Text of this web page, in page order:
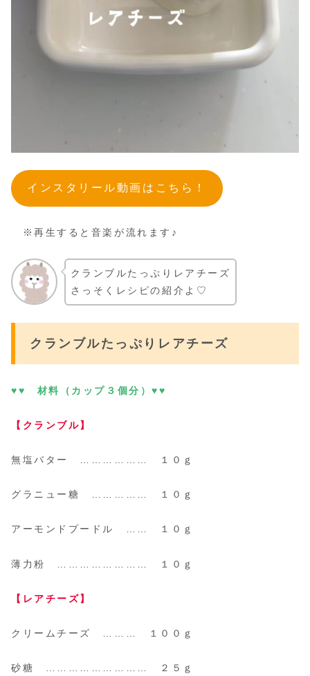
インスタリール動画はこちら！
※再生すると音楽が流れます♪
クランブルたっぷりレアチーズ
さっそくレシピの紹介よ♡
クランブルたっぷりレアチーズ
♥♥ 材料（カップ３個分）♥♥
【クランブル】
無塩バター ……………… １０ｇ
グラニュー糖 …………… １０ｇ
アーモンドプードル …… １０ｇ
薄力粉 …………………… １０ｇ
【レアチーズ】
クリームチーズ ……… １００ｇ
砂糖 ……………………… ２５ｇ